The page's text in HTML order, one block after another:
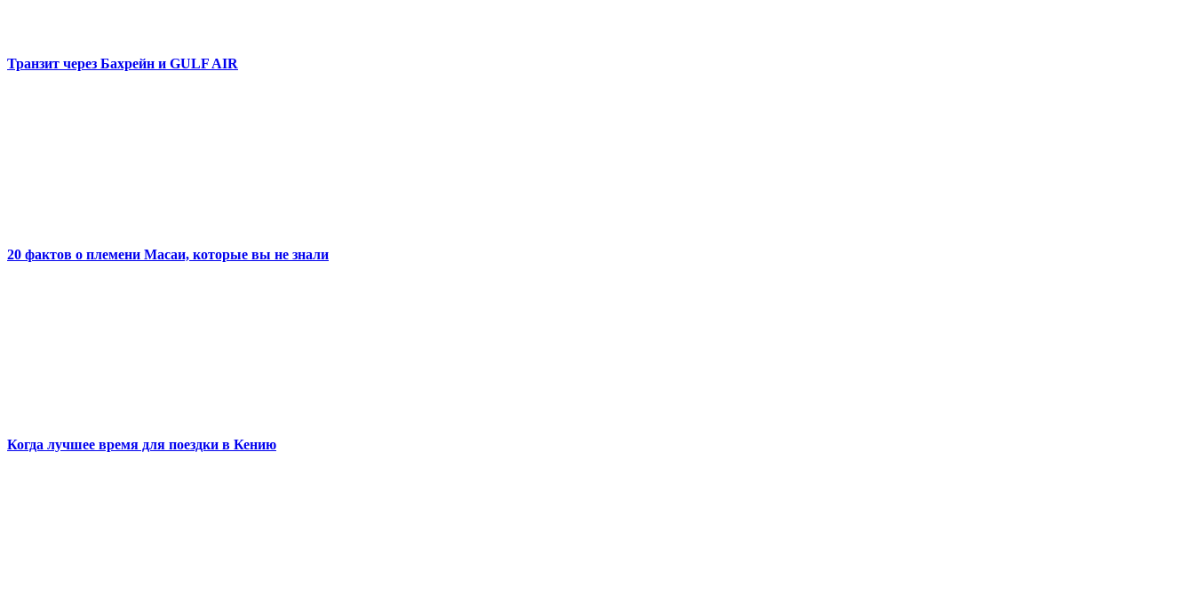
Транзит через Бахрейн и GULF AIR
20 фактов о племени Масаи, которые вы не знали
Когда лучшее время для поездки в Кению